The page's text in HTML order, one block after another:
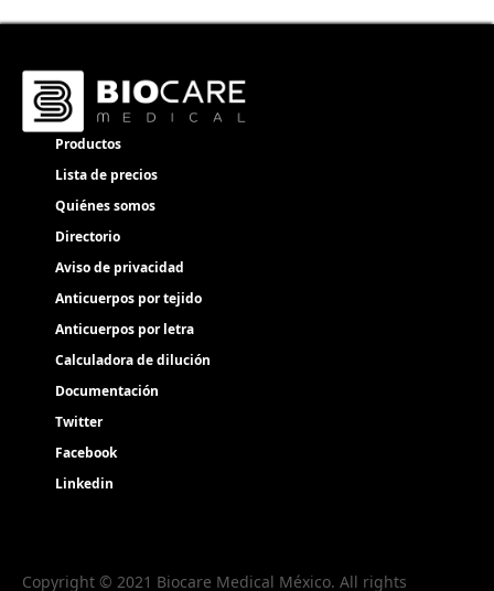
Productos
Lista de precios
Quiénes somos
Directorio
Aviso de privacidad
Anticuerpos por tejido
Anticuerpos por letra
Calculadora de dilución
Documentación
Twitter
Facebook
Linkedin
Copyright © 2021 Biocare Medical México. All rights